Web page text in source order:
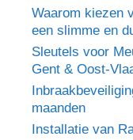
Waarom kiezen
een slimme en
Sleutels voor
Gent & Oost-
maanden
Installatie van